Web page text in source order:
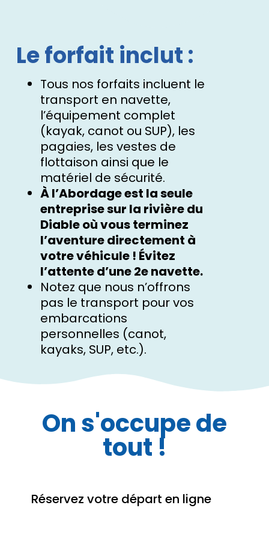
Le forfait inclut :
Tous nos forfaits incluent le
transport en navette,
l’équipement complet
(kayak, canot ou SUP), les
pagaies, les vestes de
flottaison ainsi que le
matériel de sécurité.
À l’Abordage est la seule
entreprise sur la rivière du
Diable où vous terminez
l’aventure directement à
votre véhicule ! Évitez
l’attente d’une 2e navette.
Notez que nous n’offrons
pas le transport pour vos
embarcations
personnelles (canot,
kayaks, SUP, etc.).
On s'occupe de
tout !
Réservez votre départ en ligne